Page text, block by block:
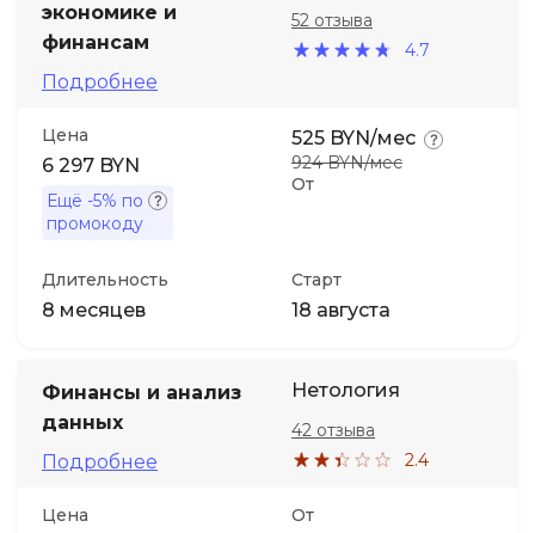
экономике и
финансам
Подробнее
4.7
52 отзыва
Цена
6 297 BYN
Ещё -5% по
промокоду
От
525 BYN/мес
924 BYN/мес
Длительность
8 месяцев
Старт
18 августа
Финансы и анализ
данных
Подробнее
Нетология
2.4
42 отзыва
Цена От
Иностранные языки
Soft Skills
ДПО
Детям
Акции и промокоды